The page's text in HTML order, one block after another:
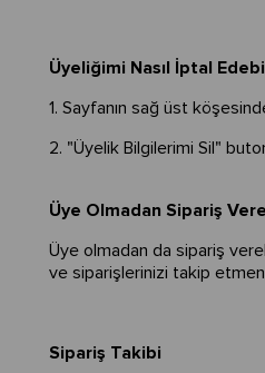
Üyeliğimi Nasıl İptal
1. Sayfanın sağ üst
2. "Üyelik Bilgilerimi Sil"
Üye Olmadan Sipariş
Üye olmadan da sipariş
ve siparişlerinizi takip
Sipariş Takibi